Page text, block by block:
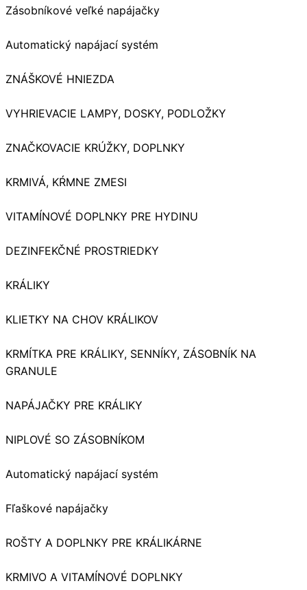
Zásobníkové veľké napájačky
Automatický napájací systém
ZNÁŠKOVÉ HNIEZDA
VYHRIEVACIE LAMPY, DOSKY, PODLOŽKY
ZNAČKOVACIE KRÚŽKY, DOPLNKY
KRMIVÁ, KŔMNE ZMESI
VITAMÍNOVÉ DOPLNKY PRE HYDINU
DEZINFEKČNÉ PROSTRIEDKY
KRÁLIKY
KLIETKY NA CHOV KRÁLIKOV
KRMÍTKA PRE KRÁLIKY, SENNÍKY, ZÁSOBNÍK NA
GRANULE
NAPÁJAČKY PRE KRÁLIKY
NIPLOVÉ SO ZÁSOBNÍKOM
Automatický napájací systém
Fľaškové napájačky
ROŠTY A DOPLNKY PRE KRÁLIKÁRNE
KRMIVO A VITAMÍNOVÉ DOPLNKY